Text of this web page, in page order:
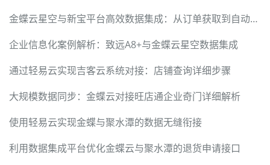
金蝶云星空与新宝平台高效数据集成：从订单获取到自动排程
企业信息化案例解析：致远A8+与金蝶云星空数据集成
通过轻易云实现吉客云系统对接：店铺查询详细步骤
大规模数据同步：金蝶云对接旺店通企业奇门详细解析
使用轻易云实现金蝶与聚水潭的数据无缝衔接
利用数据集成平台优化金蝶云与聚水潭的退货申请接口